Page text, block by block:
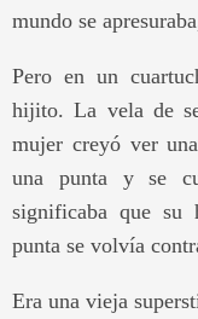
mundo se
Pero en un
hijito. La vela de
mujer creyó ver
una punta y se
significaba que
punta se volvía
Era una vieja